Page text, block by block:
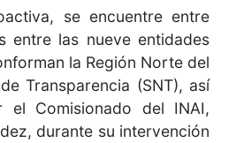
se encuentre entre
entre las nueve entidades
la Región Norte del
Transparencia (SNT), así
Comisionado del INAI,
durante su intervención